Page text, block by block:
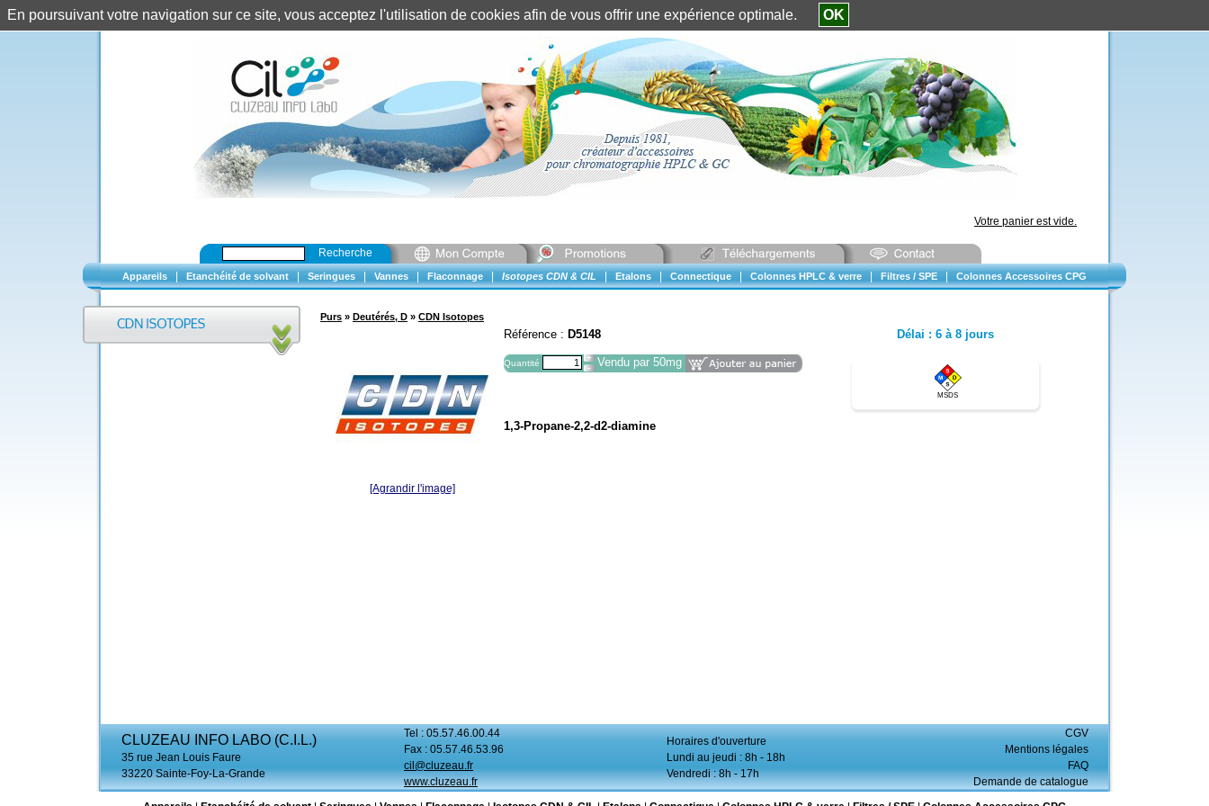
Identification client ||Mon compte
Votre panier est vide.
Recherche
Appareils Etanchéité de solvant Seringues Vannes Flaconnage Isotopes CDN & CIL Etalons Connectique Colonnes HPLC & verre Filtres / SPE Colonnes Accessoires CPG
Purs » Deutérés, D » CDN Isotopes
[Agrandir l'image]
Référence : D5148
Quantité Vendu par 50mg
Délai : 6 à 8 jours
MSDS
1,3-Propane-2,2-d2-diamine
CLUZEAU INFO LABO (C.I.L.)
35 rue Jean Louis Faure
33220 Sainte-Foy-La-Grande
Tel : 05.57.46.00.44
Fax : 05.57.46.53.96
cil@cluzeau.fr
www.cluzeau.fr
Horaires d'ouverture
Lundi au jeudi : 8h - 18h
Vendredi : 8h - 17h
CGV
Mentions légales
FAQ
Demande de catalogue
En poursuivant votre navigation sur ce site, vous acceptez l'utilisation de cookies afin de vous offrir une expérience optimale. OK